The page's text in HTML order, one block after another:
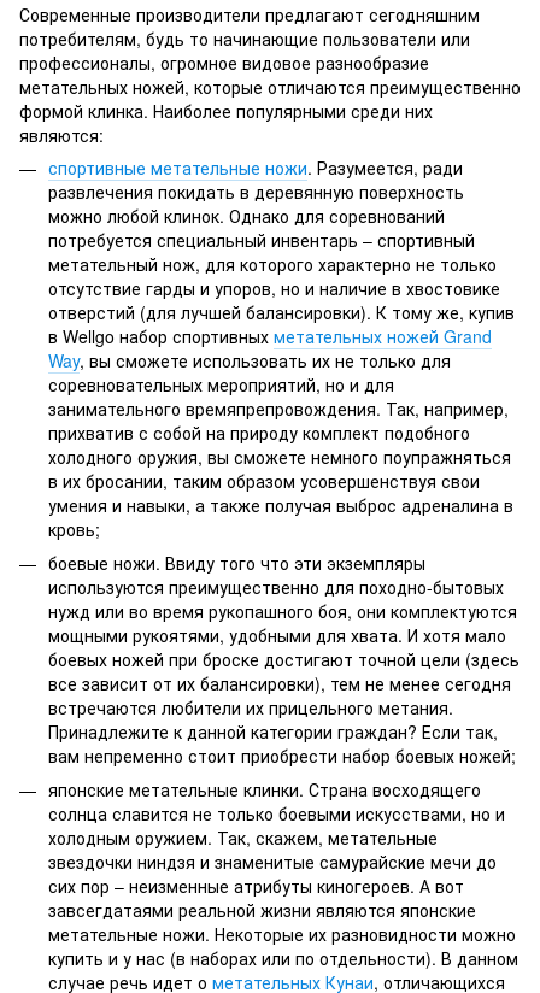
Современные производители предлагают сегодняшним
потребителям, будь то начинающие пользователи или
профессионалы, огромное видовое разнообразие
метательных ножей, которые отличаются преимущественно
формой клинка. Наиболее популярными среди них
являются:
спортивные метательные ножи. Разумеется, ради
развлечения покидать в деревянную поверхность
можно любой клинок. Однако для соревнований
потребуется специальный инвентарь – спортивный
метательный нож, для которого характерно не только
отсутствие гарды и упоров, но и наличие в хвостовике
отверстий (для лучшей балансировки). К тому же, купив
в Wellgo набор спортивных метательных ножей Grand
Way, вы сможете использовать их не только для
соревновательных мероприятий, но и для
занимательного времяпрепровождения. Так, например,
прихватив с собой на природу комплект подобного
холодного оружия, вы сможете немного поупражняться
в их бросании, таким образом усовершенствуя свои
умения и навыки, а также получая выброс адреналина в
кровь;
боевые ножи. Ввиду того что эти экземпляры
используются преимущественно для походно-бытовых
нужд или во время рукопашного боя, они комплектуются
мощными рукоятями, удобными для хвата. И хотя мало
боевых ножей при броске достигают точной цели (здесь
все зависит от их балансировки), тем не менее сегодня
встречаются любители их прицельного метания.
Принадлежите к данной категории граждан? Если так,
вам непременно стоит приобрести набор боевых ножей;
японские метательные клинки. Страна восходящего
солнца славится не только боевыми искусствами, но и
холодным оружием. Так, скажем, метательные
звездочки ниндзя и знаменитые самурайские мечи до
сих пор – неизменные атрибуты киногероев. А вот
завсегдатаями реальной жизни являются японские
метательные ножи. Некоторые их разновидности можно
купить и у нас (в наборах или по отдельности). В данном
случае речь идет о метательных Кунаи, отличающихся